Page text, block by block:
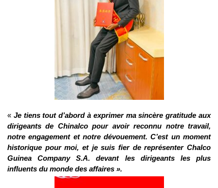
« Je tiens tout d’abord à exprimer ma sincère gratitude aux
dirigeants de Chinalco pour avoir reconnu notre travail,
notre engagement et notre dévouement. C’est un moment
historique pour moi, et je suis fier de représenter Chalco
Guinea Company S.A. devant les dirigeants les plus
influents du monde des affaires ».